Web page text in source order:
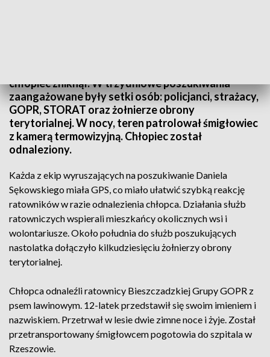
chłopiec zniknął. W trzydniowe poszukiwania
zaangażowane były setki osób: policjanci, strażacy,
GOPR, STORAT oraz żołnierze obrony
terytorialnej. W nocy, teren patrolował śmigłowiec
z kamerą termowizyjną. Chłopiec został
odnaleziony.
Każda z ekip wyruszających na poszukiwanie Daniela
Sękowskiego miała GPS, co miało ułatwić szybką reakcję
ratowników w razie odnalezienia chłopca. Działania służb
ratowniczych wspierali mieszkańcy okolicznych wsi i
wolontariusze. Około południa do służb poszukujących
nastolatka dołączyło kilkudziesięciu żołnierzy obrony
terytorialnej.
Chłopca odnaleźli ratownicy Bieszczadzkiej Grupy GOPR z
psem lawinowym. 12-latek przedstawił się swoim imieniem i
nazwiskiem. Przetrwał w lesie dwie zimne noce i żyje. Został
przetransportowany śmigłowcem pogotowia do szpitala w
Rzeszowie.